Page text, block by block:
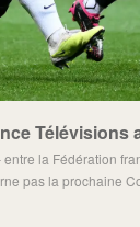
la Fédération
pas la prochaine